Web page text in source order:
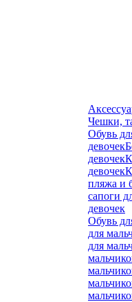
Чешки,
Обувь
девочек
девочек
девочек
пляжа и
сапоги
девочек
Обувь
для
для